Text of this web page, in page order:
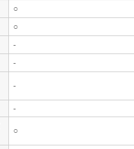
○
○
-
-
-
-
○